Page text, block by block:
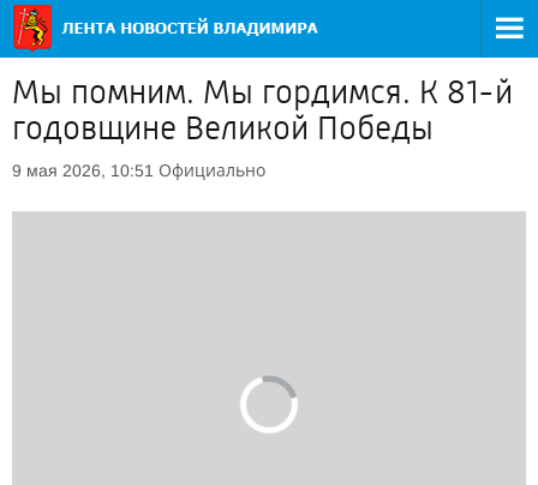
Мы помним. Мы гордимся. К 81-й
годовщине Великой Победы
9 мая 2026, 10:51 Официально